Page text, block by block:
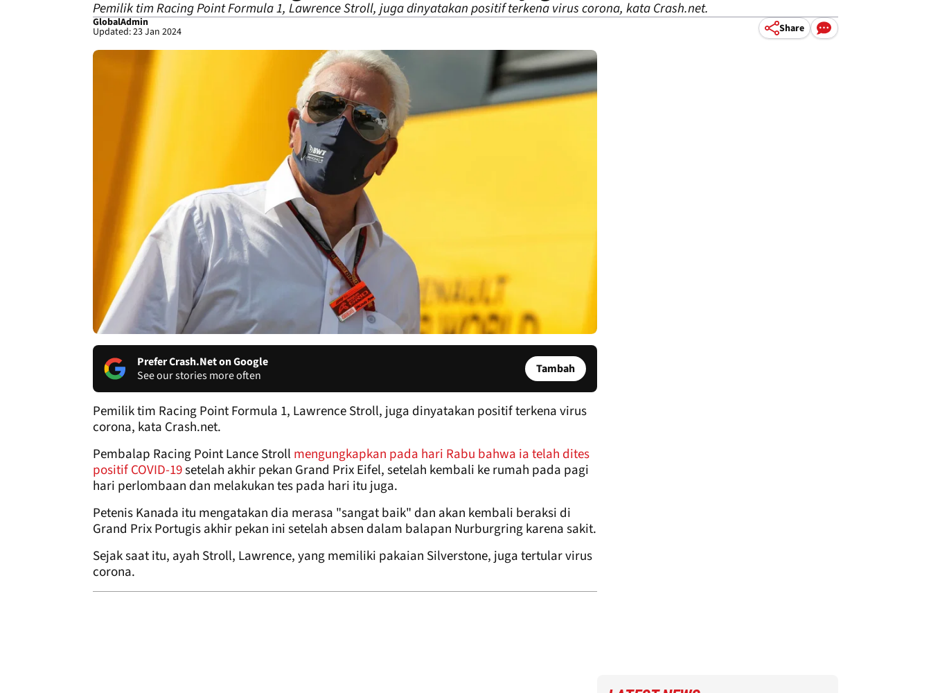
Pemilik tim Racing Point Formula 1, Lawrence Stroll, juga dinyatakan positif terkena virus corona, kata Crash.net.
GlobalAdmin
Updated: 23 Jan 2024 Share
Prefer Crash.Net on Google
See our stories more often
Tambah
Pemilik tim Racing Point Formula 1, Lawrence Stroll, juga dinyatakan positif terkena virus
corona, kata Crash.net.
Pembalap Racing Point Lance Stroll mengungkapkan pada hari Rabu bahwa ia telah dites
positif COVID-19setelah akhir pekan Grand Prix Eifel, setelah kembali ke rumah pada pagi
hari perlombaan dan melakukan tes pada hari itu juga.
Petenis Kanada itu mengatakan dia merasa "sangat baik" dan akan kembali beraksi di
Grand Prix Portugis akhir pekan ini setelah absen dalam balapan Nurburgring karena sakit.
Sejak saat itu, ayah Stroll, Lawrence, yang memiliki pakaian Silverstone, juga tertular virus
corona.